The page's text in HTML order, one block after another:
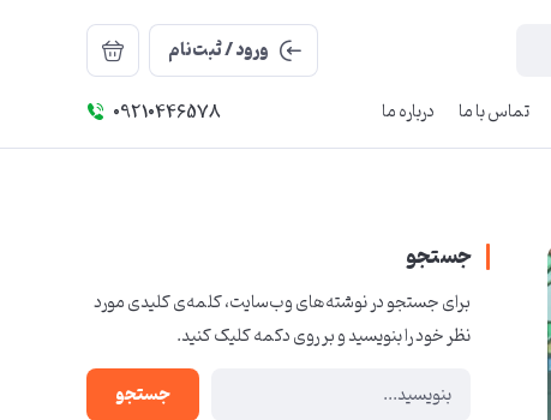
ورود / ثبت‌نام
تماس با ما درباره ما 09210446578
جستجو
برای جستجو در نوشته‌های وب‌سایت، کلمه‌ی کلیدی مورد
نظر خود را بنویسید و بر روی دکمه کلیک کنید.
جستجو